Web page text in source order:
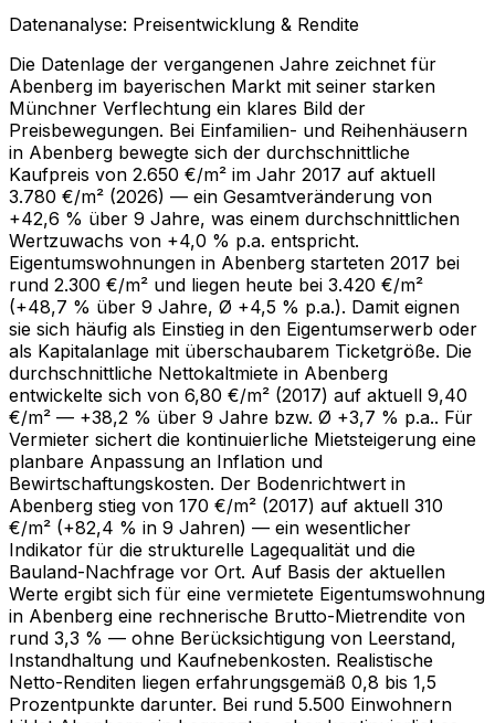
Datenanalyse: Preisentwicklung & Rendite
Die Datenlage der vergangenen Jahre zeichnet für
Abenberg im bayerischen Markt mit seiner starken
Münchner Verflechtung ein klares Bild der
Preisbewegungen. Bei Einfamilien- und Reihenhäusern
in Abenberg bewegte sich der durchschnittliche
Kaufpreis von 2.650 €/m² im Jahr 2017 auf aktuell
3.780 €/m² (2026) — ein Gesamtveränderung von
+42,6 % über 9 Jahre, was einem durchschnittlichen
Wertzuwachs von +4,0 % p.a. entspricht.
Eigentumswohnungen in Abenberg starteten 2017 bei
rund 2.300 €/m² und liegen heute bei 3.420 €/m²
(+48,7 % über 9 Jahre, Ø +4,5 % p.a.). Damit eignen
sie sich häufig als Einstieg in den Eigentumserwerb oder
als Kapitalanlage mit überschaubarem Ticketgröße. Die
durchschnittliche Nettokaltmiete in Abenberg
entwickelte sich von 6,80 €/m² (2017) auf aktuell 9,40
€/m² — +38,2 % über 9 Jahre bzw. Ø +3,7 % p.a.. Für
Vermieter sichert die kontinuierliche Mietsteigerung eine
planbare Anpassung an Inflation und
Bewirtschaftungskosten. Der Bodenrichtwert in
Abenberg stieg von 170 €/m² (2017) auf aktuell 310
€/m² (+82,4 % in 9 Jahren) — ein wesentlicher
Indikator für die strukturelle Lagequalität und die
Bauland-Nachfrage vor Ort. Auf Basis der aktuellen
Werte ergibt sich für eine vermietete Eigentumswohnung
in Abenberg eine rechnerische Brutto-Mietrendite von
rund 3,3 % — ohne Berücksichtigung von Leerstand,
Instandhaltung und Kaufnebenkosten. Realistische
Netto-Renditen liegen erfahrungsgemäß 0,8 bis 1,5
Prozentpunkte darunter. Bei rund 5.500 Einwohnern